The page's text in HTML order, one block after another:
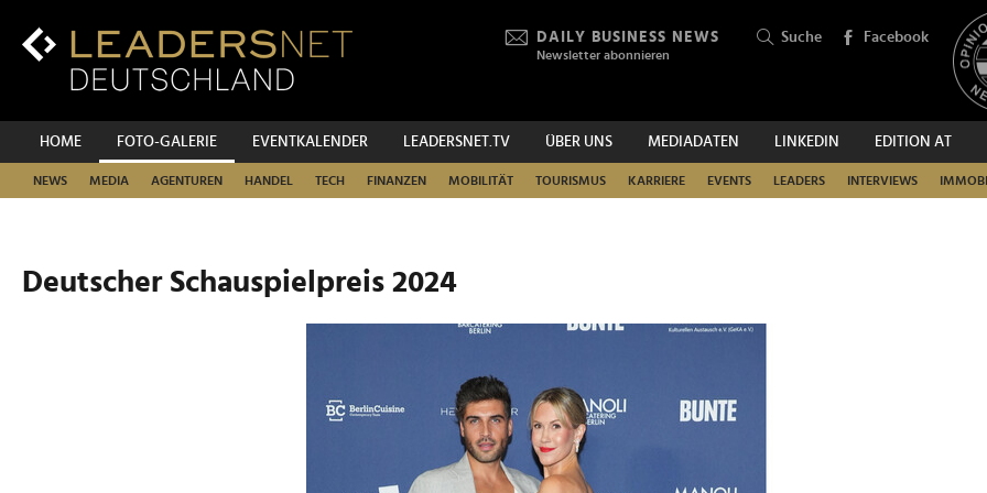
Inhalt
Hauptnavigation
DAILY BUSINESS NEWS
Newsletter abonnieren
Suche Facebook
HOME FOTO-GALERIE EVENTKALENDER LEADERSNET.TV ÜBER UNS MEDIADATEN LINKEDIN EDITION AT
NEWS MEDIA AGENTUREN HANDEL TECH FINANZEN MOBILITÄT TOURISMUS KARRIERE EVENTS LEADERS INTERVIEWS
SUCHEN
Deutscher Schauspielpreis 2024